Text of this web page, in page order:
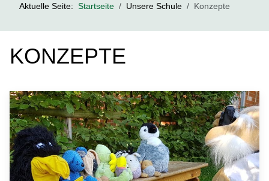
Aktuelle Seite:Startseite Unsere Schule Konzepte
KONZEPTE